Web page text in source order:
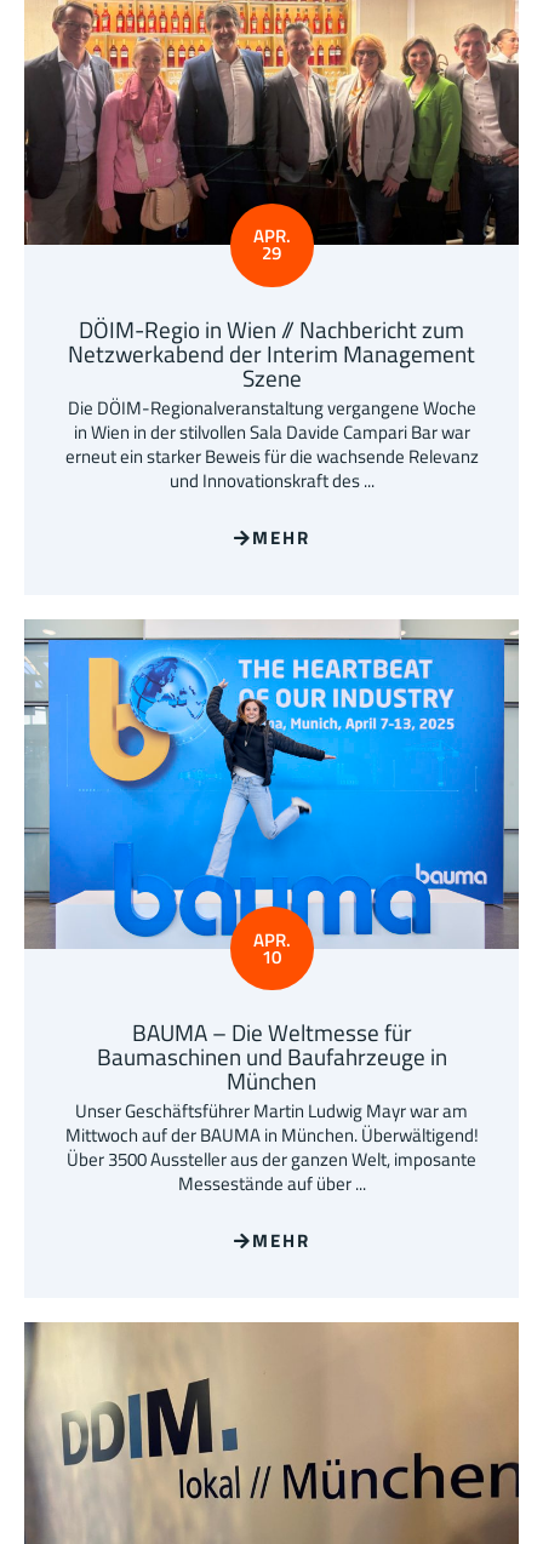
APR.
29
DÖIM-Regio in Wien // Nachbericht zum
Netzwerkabend der Interim Management
Szene
Die DÖIM-Regionalveranstaltung vergangene Woche
in Wien in der stilvollen Sala Davide Campari Bar war
erneut ein starker Beweis für die wachsende Relevanz
und Innovationskraft des ...
MEHR
APR.
10
BAUMA – Die Weltmesse für
Baumaschinen und Baufahrzeuge in
München
Unser Geschäftsführer Martin Ludwig Mayr war am
Mittwoch auf der BAUMA in München. Überwältigend!
Über 3500 Aussteller aus der ganzen Welt, imposante
Messestände auf über ...
MEHR